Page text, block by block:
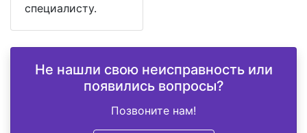
специалисту.
Не нашли свою неисправность или
появились вопросы?
Позвоните нам!